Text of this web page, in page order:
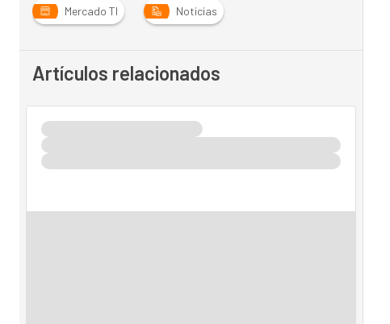
Mercado TI Noticias
Artículos relacionados